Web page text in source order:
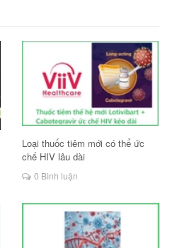
Loại thuốc tiêm mới có thể ức
chế HIV lâu dài
0 Bình luận